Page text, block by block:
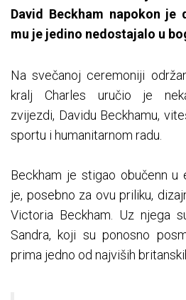
David Beckham napokon je
mu je jedino nedostajalo u
Na svečanoj ceremoniji
kralj Charles uručio je
zvijezdi, Davidu Beckhamu,
sportu i humanitarnom radu.
Beckham je stigao obučenn u
je, posebno za ovu priliku,
Victoria Beckham. Uz njega
Sandra, koji su ponosno
prima jedno od najviših